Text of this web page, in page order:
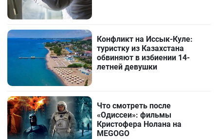
Конфликт на Иссык-Куле:
туристку из Казахстана
обвиняют в избиении 14-
летней девушки
Что смотреть после
«Одиссеи»: фильмы
Кристофера Нолана на
MEGOGO